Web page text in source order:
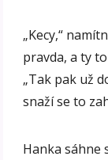
„Kecy,“
pravda, a ty
„Tak pak už
snaží se to
Hanka sáhne